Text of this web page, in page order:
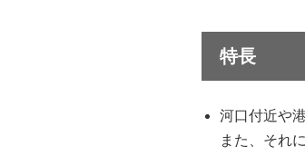
特長
河口付近や
また、それ